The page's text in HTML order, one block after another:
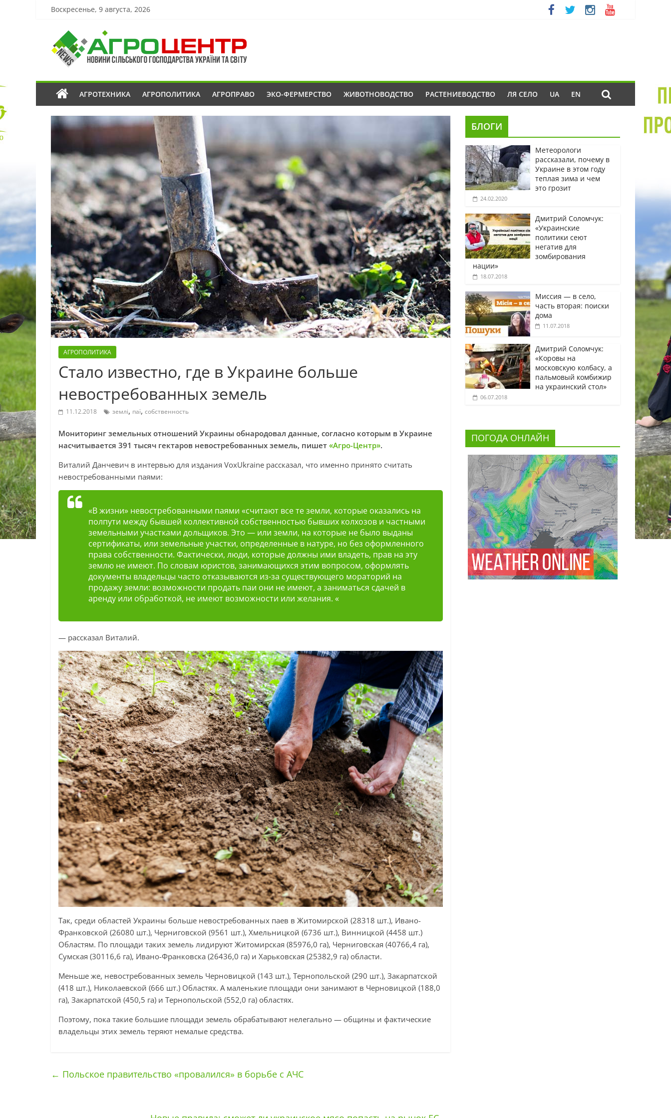
Воскресенье, 9 августа, 2026
АГРОТЕХНИКА АГРОПОЛИТИКА АГРОПРАВО ЭКО-ФЕРМЕРСТВО ЖИВОТНОВОДСТВО РАСТЕНИЕВОДСТВО ЛЯ СЕЛО UA EN
АГРОПОЛИТИКА
Стало известно, где в Украине больше
невостребованных земель
11.12.2018 землі, паї, собственность
Мониторинг земельных отношений Украины обнародовал данные, согласно которым в Украине
насчитывается 391 тысяч гектаров невостребованных земель, пишет «Агро-Центр».
Виталий Данчевич в интервью для издания VoxUkraine рассказал, что именно принято считать
невостребованными паями:
«В жизни» невостребованными паями «считают все те земли, которые оказались на
полпути между бывшей коллективной собственностью бывших колхозов и частными
земельными участками дольщиков. Это — или земли, на которые не было выданы
сертификаты, или земельные участки, определенные в натуре, но без оформленного
права собственности. Фактически, люди, которые должны ими владеть, прав на эту
землю не имеют. По словам юристов, занимающихся этим вопросом, оформлять
документы владельцы часто отказываются из-за существующего мораторий на
продажу земли: возможности продать паи они не имеют, а заниматься сдачей в
аренду или обработкой, не имеют возможности или желания. «
— рассказал Виталий.
Так, среди областей Украины больше невостребованных паев в Житомирской (28318 шт.), Ивано-
Франковской (26080 шт.), Черниговской (9561 шт.), Хмельницкой (6736 шт.), Винницкой (4458 шт.)
Областям. По площади таких земель лидируют Житомирская (85976,0 га), Черниговская (40766,4 га),
Сумская (30116,6 га), Ивано-Франковска (26436,0 га) и Харьковская (25382,9 га) области.
Меньше же, невостребованных земель Черновицкой (143 шт.), Тернопольской (290 шт.), Закарпатской
(418 шт.), Николаевской (666 шт.) Областях. А маленькие площади они занимают в Черновицкой (188,0
га), Закарпатской (450,5 га) и Тернопольской (552,0 га) областях.
Поэтому, пока такие большие площади земель обрабатывают нелегально — общины и фактические
владельцы этих земель теряют немалые средства.
← Польское правительство «провалился» в борьбе с АЧС
БЛОГИ
Метеорологи
рассказали, почему в
Украине в этом году
теплая зима и чем
это грозит
24.02.2020
Дмитрий Соломчук:
«Украинские
политики сеют
негатив для
зомбирования
нации»
18.07.2018
Миссия — в село,
часть вторая: поиски
дома
11.07.2018
Дмитрий Соломчук:
«Коровы на
московскую колбасу, а
пальмовый комбижир
на украинский стол»
06.07.2018
ПОГОДА ОНЛАЙН